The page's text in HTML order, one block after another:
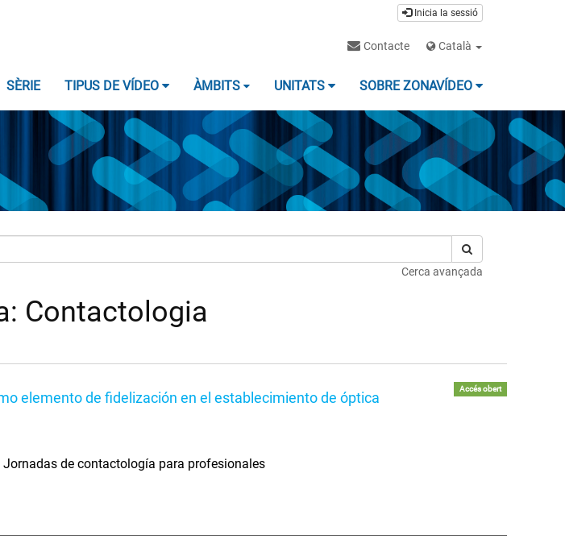
Inicia la sessió
Contacte Català
SÈRIE TIPUS DE VÍDEO ÀMBITS UNITATS SOBRE ZONAVÍDEO
Cerca avançada
Contactologia
elemento de fidelización en el establecimiento de óptica
Accés obert
de contactología para profesionales